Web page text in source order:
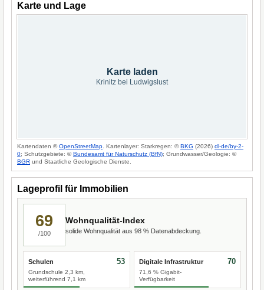
Karte und Lage
Karte laden
Krinitz bei Ludwigslust
Kartendaten ©OpenStreetMap . Kartenlayer: Starkregen: ©BKG (2026) dl-de/by-2-
0; Schutzgebiete: ©Bundesamt für Naturschutz (BfN); Grundwasser/Geologie: ©
BGR und Staatliche Geologische Dienste.
Lageprofil für Immobilien
69
/100
Wohnqualität-Index
solide Wohnqualität aus 98 % Datenabdeckung.
Schulen
Grundschule 2,3 km,
weiterführend 7,1 km
53 Digitale Infrastruktur
71,6 % Gigabit-
Verfügbarkeit
70